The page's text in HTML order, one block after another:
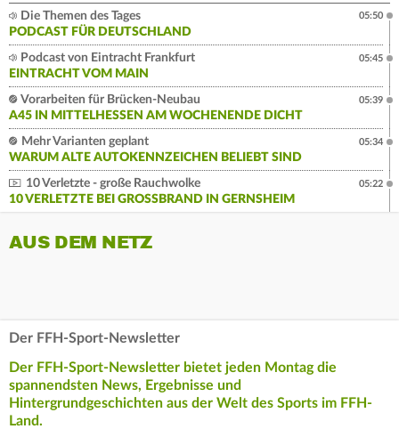
Die Themen des Tages
PODCAST FÜR DEUTSCHLAND
05:50
Podcast von Eintracht Frankfurt
EINTRACHT VOM MAIN
05:45
Vorarbeiten für Brücken-Neubau
A45 IN MITTELHESSEN AM WOCHENENDE DICHT
05:39
Mehr Varianten geplant
WARUM ALTE AUTOKENNZEICHEN BELIEBT SIND
05:34
10 Verletzte - große Rauchwolke
10 VERLETZTE BEI GROSSBRAND IN GERNSHEIM
05:22
AUS DEM NETZ
Der FFH-Sport-Newsletter
Der FFH-Sport-Newsletter bietet jeden Montag die
spannendsten News, Ergebnisse und
Hintergrundgeschichten aus der Welt des Sports im FFH-
Land.